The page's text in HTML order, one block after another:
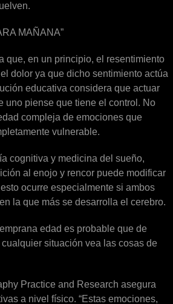
MAÑANA”
que, en un principio, el resentimiento
dolor ya que dicho sentimiento actúa
educativa considera que actuar
uno piense que tiene el control. No
compleja de emociones que
vulnerable.
cognitiva y medicina del sueño,
al enojo y rencor puede modificar
ocurre especialmente si ambos
la que más se desarrolla el cerebro.
edad es probable que de
situación vea las cosas de
Practice and Research asegura
a nivel físico. “Estas emociones,